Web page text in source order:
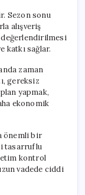
Sezon sonu
alışveriş
değerlendirilmesi
katkı sağlar.
zaman
gereksiz
yapmak,
ekonomik
önemli bir
tasarruflu
kontrol
vadede ciddi